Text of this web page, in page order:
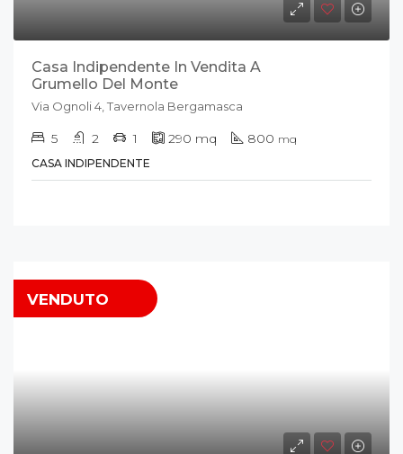
Casa Indipendente In Vendita A
Grumello Del Monte
Via Ognoli 4, Tavernola Bergamasca
5 2 1 290 mq 800 mq
CASA INDIPENDENTE
VENDUTO